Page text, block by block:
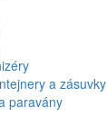
a zásuvky
paravány